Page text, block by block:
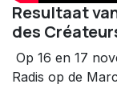
Resultaat
des
Op 16 en 17
Radis op de